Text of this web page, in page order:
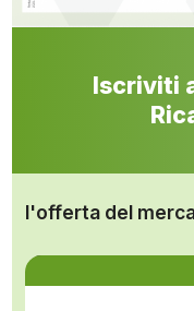
Iscriviti
l'offerta del